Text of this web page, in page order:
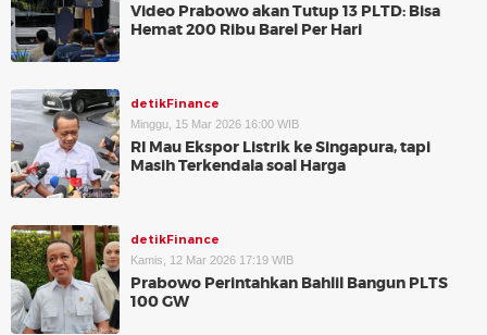
Video Prabowo akan Tutup 13 PLTD: Bisa
Hemat 200 Ribu Barel Per Hari
detikFinance
Minggu, 15 Mar 2026 16:00 WIB
RI Mau Ekspor Listrik ke Singapura, tapi
Masih Terkendala soal Harga
detikFinance
Kamis, 12 Mar 2026 17:19 WIB
Prabowo Perintahkan Bahlil Bangun PLTS
100 GW